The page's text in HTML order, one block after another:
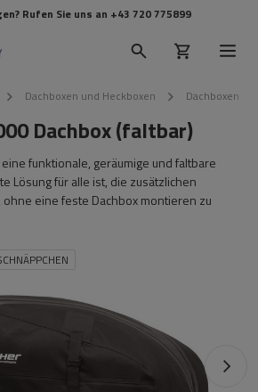
Rufen Sie uns an +43 720 775899
Dachboxen und Heckboxen Dachboxen
Dachbox (faltbar)
eine funktionale, geräumige und faltbare
Lösung für alle ist, die zusätzlichen
eine feste Dachbox montieren zu